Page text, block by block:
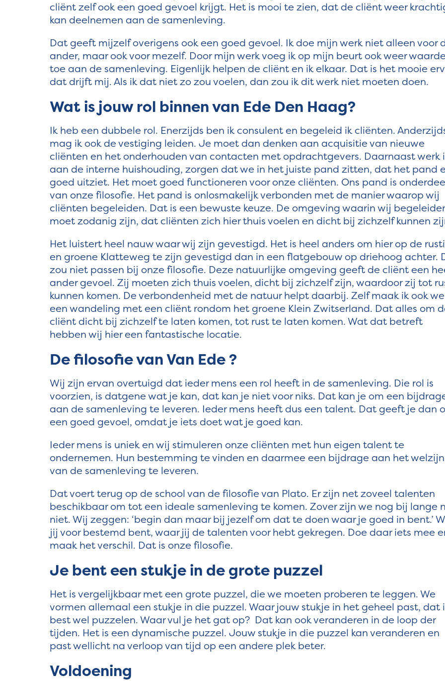
cliënt zelf ook een goed gevoel krijgt. Het is mooi te zien, dat de cliënt weer
kan deelnemen aan de samenleving.
Dat geeft mijzelf overigens ook een goed gevoel. Ik doe mijn werk niet alleen voor
ander, maar ook voor mezelf. Door mijn werk voeg ik op mijn beurt ook weer waarde
toe aan de samenleving. Eigenlijk helpen de cliënt en ik elkaar. Dat is het mooie
dat drijft mij. Als ik dat niet zo zou voelen, dan zou ik dit werk niet moeten doen.
Wat is jouw rol binnen van Ede Den Haag?
Ik heb een dubbele rol. Enerzijds ben ik consulent en begeleid ik cliënten.
mag ik ook de vestiging leiden. Je moet dan denken aan acquisitie van nieuwe
cliënten en het onderhouden van contacten met opdrachtgevers. Daarnaast werk
aan de interne huishouding, zorgen dat we in het juiste pand zitten, dat het pand
goed uitziet. Het moet goed functioneren voor onze cliënten. Ons pand is
van onze filosofie. Het pand is onlosmakelijk verbonden met de manier waarop wij
cliënten begeleiden. Dat is een bewuste keuze. De omgeving waarin wij
moet zodanig zijn, dat cliënten zich hier thuis voelen en dicht bij zichzelf kunnen
Het luistert heel nauw waar wij zijn gevestigd. Het is heel anders om hier op de
en groene Klatteweg te zijn gevestigd dan in een flatgebouw op driehoog achter.
zou niet passen bij onze filosofie. Deze natuurlijke omgeving geeft de cliënt een
ander gevoel. Zij moeten zich thuis voelen, dicht bij zichzelf zijn, waardoor zij tot
kunnen komen. De verbondenheid met de natuur helpt daarbij. Zelf maak ik ook
een wandeling met een cliënt rondom het groene Klein Zwitserland. Dat alles om
cliënt dicht bij zichzelf te laten komen, tot rust te laten komen. Wat dat betreft
hebben wij hier een fantastische locatie.
De filosofie van Van Ede ?
Wij zijn ervan overtuigd dat ieder mens een rol heeft in de samenleving. Die rol is
voorzien, is datgene wat je kan, dat kan je niet voor niks. Dat kan je om een
aan de samenleving te leveren. Ieder mens heeft dus een talent. Dat geeft je dan
een goed gevoel, omdat je iets doet wat je goed kan.
Ieder mens is uniek en wij stimuleren onze cliënten met hun eigen talent te
ondernemen. Hun bestemming te vinden en daarmee een bijdrage aan het welzijn
van de samenleving te leveren.
Dat voert terug op de school van de filosofie van Plato. Er zijn net zoveel talenten
beschikbaar om tot een ideale samenleving te komen. Zover zijn we nog bij lange
niet. Wij zeggen: ‘begin dan maar bij jezelf om dat te doen waar je goed in bent.’
jij voor bestemd bent, waar jij de talenten voor hebt gekregen. Doe daar iets mee
maak het verschil. Dat is onze filosofie.
Je bent een stukje in de grote puzzel
Het is vergelijkbaar met een grote puzzel, die we moeten proberen te leggen. We
vormen allemaal een stukje in die puzzel. Waar jouw stukje in het geheel past, dat
best wel puzzelen. Waar vul je het gat op? Dat kan ook veranderen in de loop der
tijden. Het is een dynamische puzzel. Jouw stukje in die puzzel kan veranderen en
past wellicht na verloop van tijd op een andere plek beter.
Voldoening